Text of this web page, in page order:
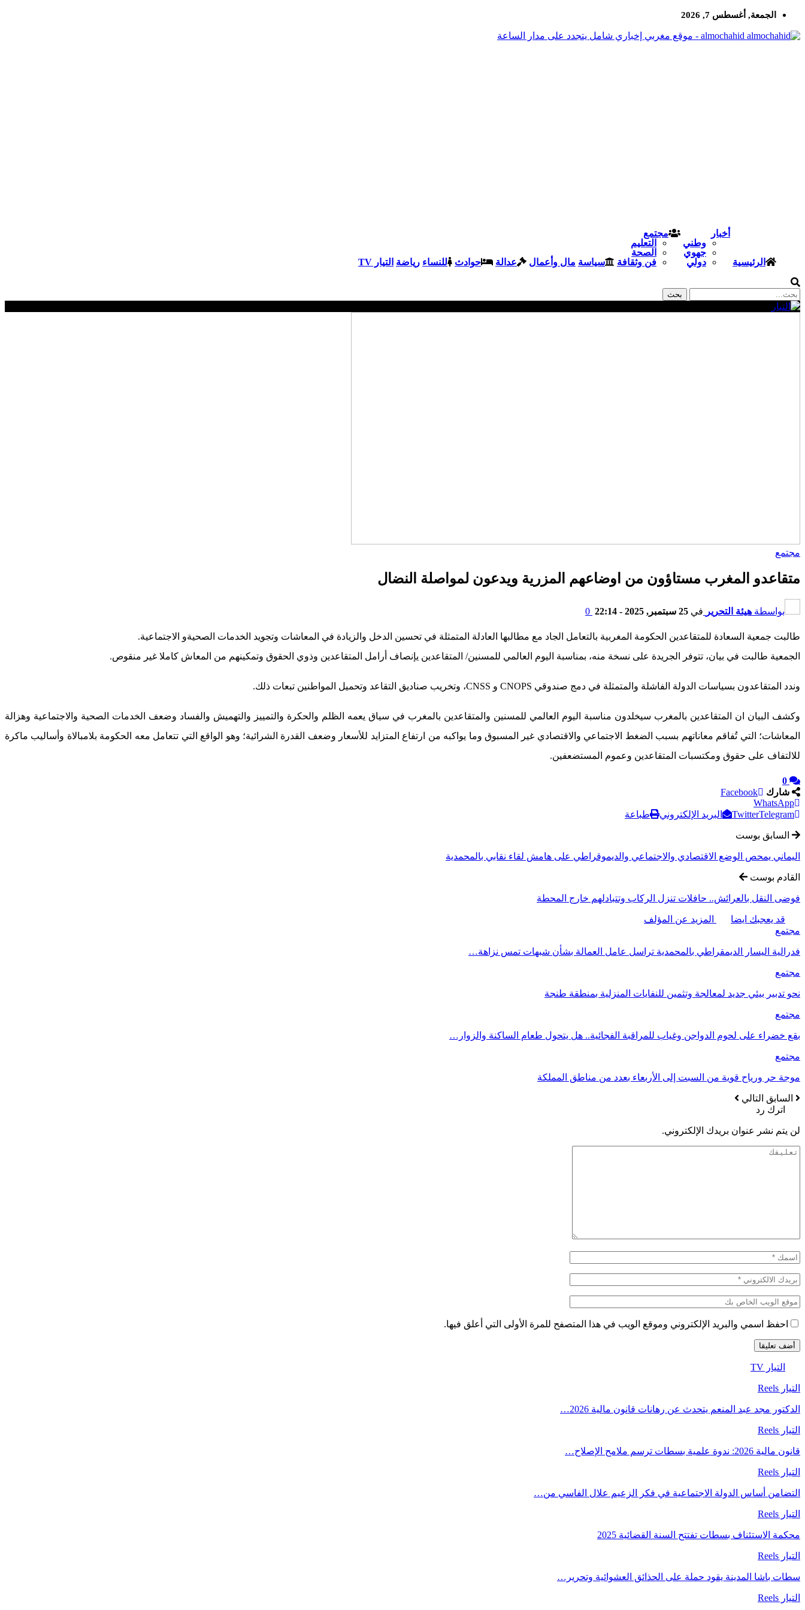
الجمعة, أغسطس 7, 2026
almochahid - موقع مغربي إخباري شامل يتجدد على مدار الساعة
الرئيسية
أخبار
وطني
جهوي
دولي
مجتمع
التعليم
الصحة
فن وثقافة
سياسة مال وأعمال عدالة حوادث للنساء رياضة التيار TV
مجتمع
متقاعدو المغرب مستاؤون من اوضاعهم المزرية ويدعون لمواصلة النضال
بواسطة هيئة التحرير في 25 سبتمبر, 2025 - 22:14
طالبت جمعية السعادة للمتقاعدين الحكومة المغربية بالتعامل الجاد مع مطالبها العادلة المتمثلة في تحسين الدخل والزيادة في المعاشات وتجويد الخدمات الصحيةو الاجتماعية.
الجمعية طالبت في بيان، تتوفر الجريدة على نسخة منه، بمناسبة اليوم العالمي للمسنين/ المتقاعدين يإنصاف أرامل المتقاعدين وذوي الحقوق وتمكينهم من المعاش كاملا غير منقوص.
وندد المتقاعدون بسياسات الدولة الفاشلة والمتمثلة في دمج صندوقي CNOPS و CNSS، وتخريب صناديق التقاعد وتحميل المواطنين تبعات ذلك.
وكشف البيان ان المتقاعدين بالمغرب سيخلدون مناسبة اليوم العالمي للمسنين والمتقاعدين بالمغرب في سياق يعمه الظلم والحكرة والتمييز والتهميش والفساد وضعف الخدمات الصحية والاجتماعية وهزالة
المعاشات؛ التي تُفاقم معاناتهم بسبب الضغط الاجتماعي والاقتصادي غير المسبوق وما يواكبه من ارتفاع المتزايد للأسعار وضعف القدرة الشرائية؛ وهو الواقع التي تتعامل معه الحكومة بلامبالاة وأساليب ماكرة
للالتفاف على حقوق ومكتسبات المتقاعدين وعموم المستضعفين.
0
شارك
Facebook
WhatsApp
TwitterTelegram البريد الإلكتروني طباعة
السابق بوست
اليماني يمحص الوضع الاقتصادي والاجتماعي والديموقراطي على هامش لقاء نقابي بالمحمدية
القادم بوست
فوضى النقل بالعرائش.. حافلات تنزل الركاب وتتبادلهم خارج المحطة
قد يعجبك ايضا
المزيد عن المؤلف
مجتمع
فدرالية اليسار الديمقراطي بالمحمدية تراسل عامل العمالة بشأن شبهات تمس نزاهة…
مجتمع
نحو تدبير بيئي جديد لمعالجة وتثمين للنفايات المنزلية بمنطقة طنجة
مجتمع
بقع خضراء على لحوم الدواجن وغياب للمراقبة الفجائية.. هل يتحول طعام الساكنة والزوار…
مجتمع
موجة حر ورياح قوية من السبت إلى الأربعاء بعدد من مناطق المملكة
السابق التالي
اترك رد
لن يتم نشر عنوان بريدك الإلكتروني.
احفظ اسمي والبريد الإلكتروني وموقع الويب في هذا المتصفح للمرة الأولى التي أعلق فيها.
التيار TV
التيار Reels
الدكتور مجد عبد المنعم يتحدث عن رهانات قانون مالية 2026…
التيار Reels
قانون مالية 2026: ندوة علمية بسطات ترسم ملامح الإصلاح…
التيار Reels
التضامن أساس الدولة الاجتماعية في فكر الزعيم علال الفاسي من…
التيار Reels
محكمة الاستئناف بسطات تفتتح السنة القضائية 2025
التيار Reels
سطات باشا المدينة يقود حملة على الحذائق العشوائية وتحرير…
التيار Reels